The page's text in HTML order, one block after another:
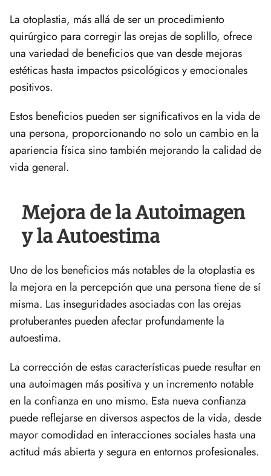
La otoplastia, más allá de ser un procedimiento
quirúrgico para corregir las orejas de soplillo, ofrece
una variedad de beneficios que van desde mejoras
estéticas hasta impactos psicológicos y emocionales
positivos.
Estos beneficios pueden ser significativos en la vida de
una persona, proporcionando no solo un cambio en la
apariencia física sino también mejorando la calidad de
vida general.
Mejora de la Autoimagen
y la Autoestima
Uno de los beneficios más notables de la otoplastia es
la mejora en la percepción que una persona tiene de sí
misma. Las inseguridades asociadas con las orejas
protuberantes pueden afectar profundamente la
autoestima.
La corrección de estas características puede resultar en
una autoimagen más positiva y un incremento notable
en la confianza en uno mismo. Esta nueva confianza
puede reflejarse en diversos aspectos de la vida, desde
mayor comodidad en interacciones sociales hasta una
actitud más abierta y segura en entornos profesionales.